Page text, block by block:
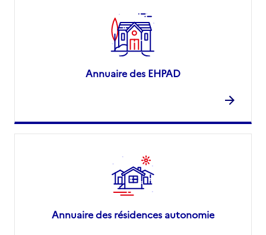
Annuaire des EHPAD
Annuaire des résidences autonomie